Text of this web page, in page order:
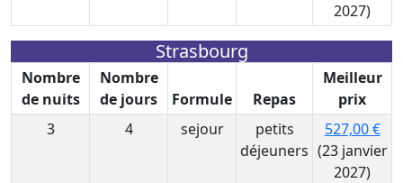
2027)
Strasbourg
Nombre
de nuits
Nombre
de jours
Formule Repas
Meilleur
prix
3
4 sejour
petits
déjeuners
527,00 €
(23 janvier
2027)